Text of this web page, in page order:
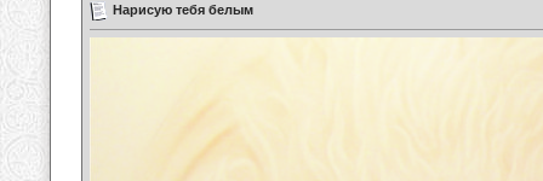
Нарисую тебя белым